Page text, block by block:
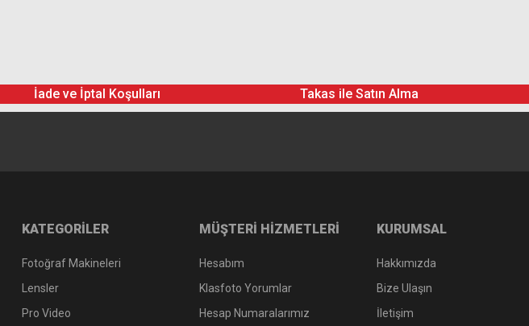
İade ve İptal Koşulları Takas ile Satın Alma
KATEGORİLER
Fotoğraf Makineleri
Lensler
Pro Video
MÜŞTERİ HİZMETLERİ
Hesabım
Klasfoto Yorumlar
Hesap Numaralarımız
KURUMSAL
Hakkımızda
Bize Ulaşın
İletişim